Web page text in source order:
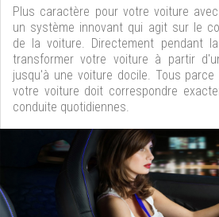
Plus caractère pour votre voiture
un système innovant qui agit sur le
de la voiture. Directement pendant
transformer votre voiture à partir
jusqu'à une voiture docile. Tous
votre voiture doit correspondre
conduite quotidiennes.